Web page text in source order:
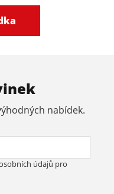
nabídek.
údajů pro